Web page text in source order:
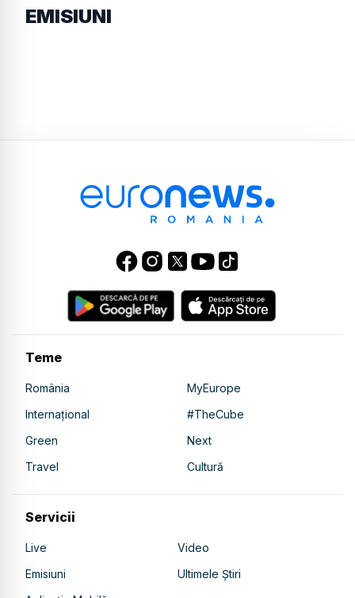
EMISIUNI
Teme
România
MyEurope
Internațional
#TheCube
Green
Next
Travel
Cultură
Servicii
Live
Video
Emisiuni
Ultimele Știri